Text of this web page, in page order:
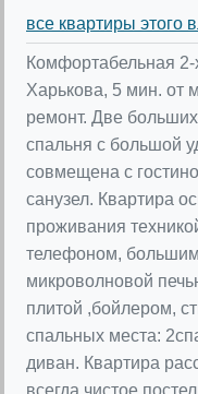
все квартиры этого
Комфортабельная 2-
Харькова, 5 мин. от
ремонт. Две
спальня с большой
совмещена с
санузел. Квартира
проживания
телефоном,
микроволновой
плитой ,бойлером,
спальных места:
диван. Квартира
всегда чистое